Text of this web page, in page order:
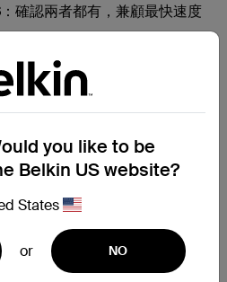
確認兩者都有，兼顧最快速度
可信賴品牌獲 USB-IF 認證的充
實效能和裝置安全測試。
設有 LED 指示燈和堅固耐用。
話更加完美。
為多部裝置充電？購買多連接
充電器有哪些特色？
you like to be
Belkin US website?
States
or NO